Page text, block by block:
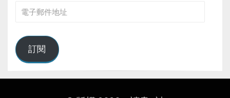
件
地
訂閱